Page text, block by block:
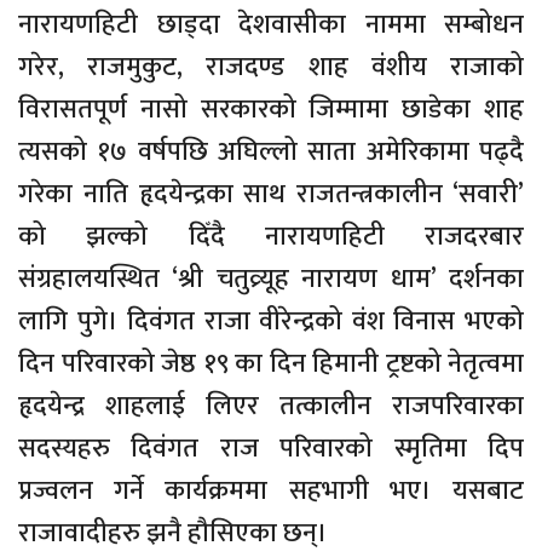
नारायणहिटी छाड्दा देशवासीका नाममा सम्बोधन
गरेर, राजमुकुट, राजदण्ड शाह वंशीय राजाको
विरासतपूर्ण नासो सरकारको जिम्मामा छाडेका शाह
त्यसको १७ वर्षपछि अघिल्लो साता अमेरिकामा पढ्दै
गरेका नाति हृदयेन्द्रका साथ राजतन्त्रकालीन ‘सवारी’
को झल्को दिँदै नारायणहिटी राजदरबार
संग्रहालयस्थित ‘श्री चतुव्र्यूह नारायण धाम’ दर्शनका
लागि पुगे। दिवंगत राजा वीरेन्द्रको वंश विनास भएको
दिन परिवारको जेष्ठ १९ का दिन हिमानी ट्रष्टको नेतृत्वमा
हृदयेन्द्र शाहलाई लिएर तत्कालीन राजपरिवारका
सदस्यहरु दिवंगत राज परिवारको स्मृतिमा दिप
प्रज्वलन गर्ने कार्यक्रममा सहभागी भए। यसबाट
राजावादीहरु झनै हौसिएका छन्।